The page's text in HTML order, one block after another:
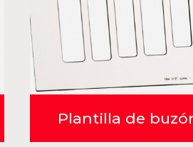
Plantilla de